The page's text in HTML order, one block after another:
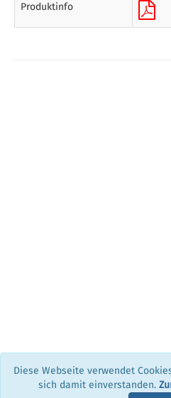
Produktinfo
© 2026 SIV.AG|AKADEMIE ·
Geschäftsbedingungen·
Diese Webseite verwendet
sich damit einverstanden.